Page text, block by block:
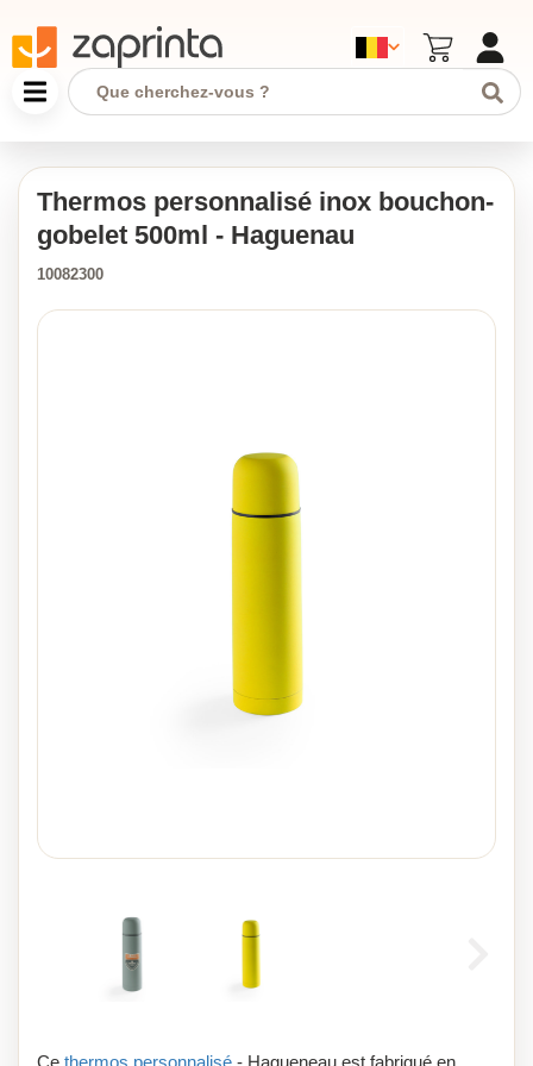
Thermos personnalisé inox bouchon-
gobelet 500ml - Haguenau
10082300
Ce thermos personnalisé - Hagueneau est fabriqué en